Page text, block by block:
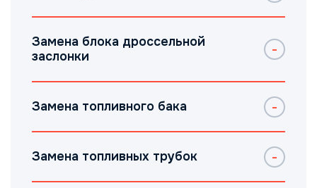
Замена блока дроссельной
заслонки
Замена топливного бака
Замена топливных трубок